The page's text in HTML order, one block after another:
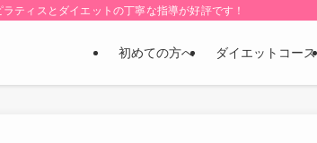
ティスとダイエットの丁寧な指導が好評です！
初めての方へ ダイエットコース